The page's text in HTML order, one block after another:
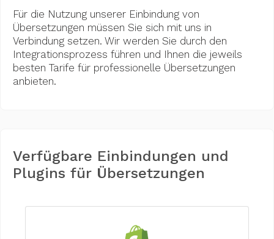
Für die Nutzung unserer Einbindung von
Übersetzungen müssen Sie sich mit uns in
Verbindung setzen. Wir werden Sie durch den
Integrationsprozess führen und Ihnen die jeweils
besten Tarife für professionelle Übersetzungen
anbieten.
Verfügbare Einbindungen und
Plugins für Übersetzungen